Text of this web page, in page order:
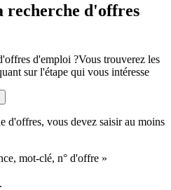
recherche d'offres
d'emploi ?Vous trouverez les
sur l'étape qui vous intéresse
d'offres, vous devez saisir au moins
mot-clé, n° d'offre »